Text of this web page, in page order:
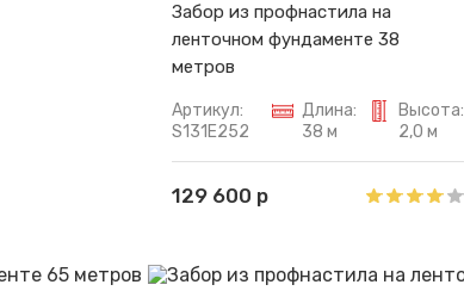
Забор из профнастила на
ленточном фундаменте 38
метров
Артикул:
S131E252
Длина:
38 м
Высота:
2,0 м
129 600 р